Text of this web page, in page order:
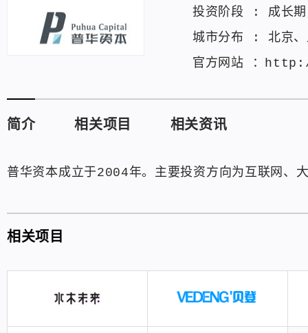
投资阶段 : 成长期
城市分布 : 北京、
官方网站 ：
简介 相关项目 相关资讯
普华资本成立于2004年。主要投资方向为互联网、
相关项目